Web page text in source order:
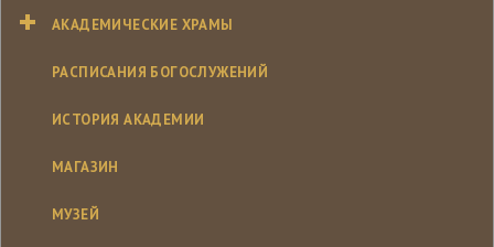
АКАДЕМИЧЕСКИЕ ХРАМЫ
РАСПИСАНИЯ БОГОСЛУЖЕНИЙ
ИСТОРИЯ АКАДЕМИИ
МАГАЗИН
МУЗЕЙ